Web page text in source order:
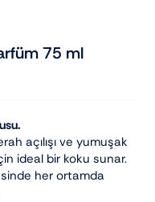
75 ml
açılışı ve yumuşak
ideal bir koku sunar.
her ortamda